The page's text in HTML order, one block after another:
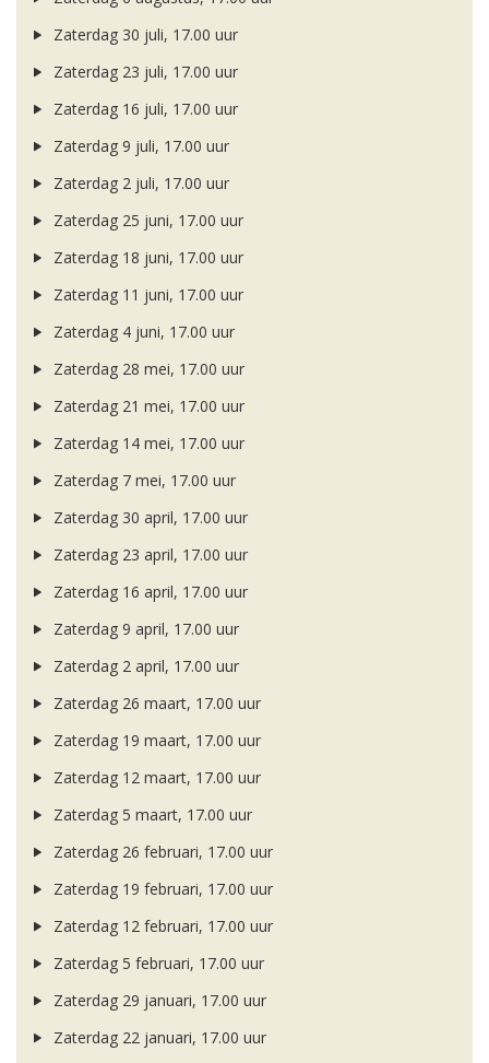
Zaterdag 30 juli, 17.00 uur
Zaterdag 23 juli, 17.00 uur
Zaterdag 16 juli, 17.00 uur
Zaterdag 9 juli, 17.00 uur
Zaterdag 2 juli, 17.00 uur
Zaterdag 25 juni, 17.00 uur
Zaterdag 18 juni, 17.00 uur
Zaterdag 11 juni, 17.00 uur
Zaterdag 4 juni, 17.00 uur
Zaterdag 28 mei, 17.00 uur
Zaterdag 21 mei, 17.00 uur
Zaterdag 14 mei, 17.00 uur
Zaterdag 7 mei, 17.00 uur
Zaterdag 30 april, 17.00 uur
Zaterdag 23 april, 17.00 uur
Zaterdag 16 april, 17.00 uur
Zaterdag 9 april, 17.00 uur
Zaterdag 2 april, 17.00 uur
Zaterdag 26 maart, 17.00 uur
Zaterdag 19 maart, 17.00 uur
Zaterdag 12 maart, 17.00 uur
Zaterdag 5 maart, 17.00 uur
Zaterdag 26 februari, 17.00 uur
Zaterdag 19 februari, 17.00 uur
Zaterdag 12 februari, 17.00 uur
Zaterdag 5 februari, 17.00 uur
Zaterdag 29 januari, 17.00 uur
Zaterdag 22 januari, 17.00 uur